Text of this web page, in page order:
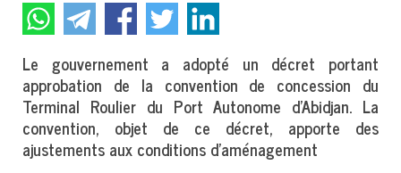
Le gouvernement a adopté un décret portant
approbation de la convention de concession du
Terminal Roulier du Port Autonome d’Abidjan. La
convention, objet de ce décret, apporte des
ajustements aux conditions d’aménagement